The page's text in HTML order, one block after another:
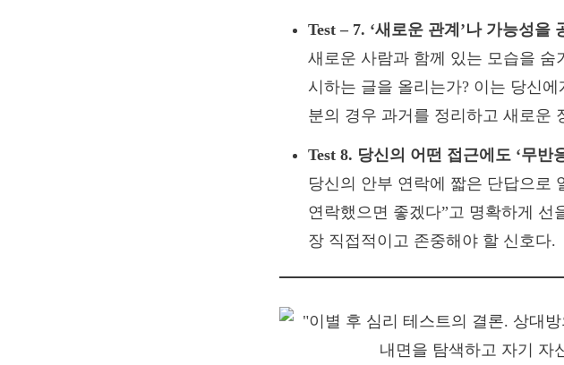
Test – 7. ‘새로운 관계’나 가능성을
새로운 사람과 함께 있는 모습을
시하는 글을 올리는가? 이는 당신
분의 경우 과거를 정리하고 새로운
Test 8. 당신의 어떤 접근에도 ‘무반
당신의 안부 연락에 짧은 단답으로
연락했으면 좋겠다”고 명확하게 선
장 직접적이고 존중해야 할 신호다.